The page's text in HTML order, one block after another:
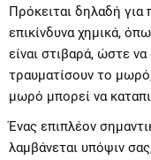
Πρόκειται δηλαδή για
επικίνδυνα χημικά,
είναι στιβαρά, ώστε
τραυματίσουν το
μωρό μπορεί να
Ένας επιπλέον
λαμβάνεται υπόψιν